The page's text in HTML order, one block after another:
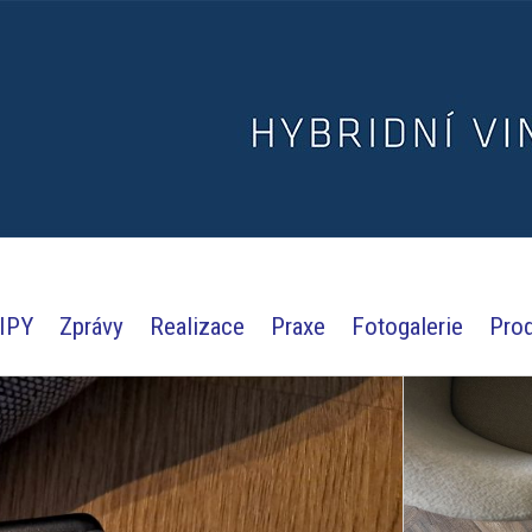
Zprávy Realizace Praxe Fotogalerie